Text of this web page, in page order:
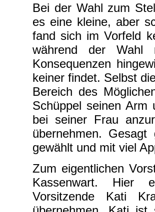
Bei der Wahl zum
es eine kleine, aber
fand sich im Vorfeld
während der Wahl
Konsequenzen
keiner findet. Selbst
Bereich des
Schüppel seinen Arm
bei seiner Frau
übernehmen.
gewählt und mit viel
Zum eigentlichen
Kassenwart. Hier
Vorsitzende Kati